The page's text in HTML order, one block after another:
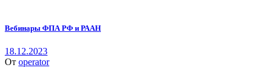
Вебинары ФПА РФ и РААН
18.12.2023
От operator